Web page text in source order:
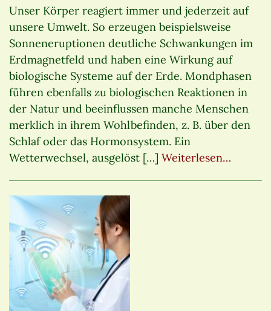
Unser Körper reagiert immer und jederzeit auf
unsere Umwelt. So erzeugen beispielsweise
Sonneneruptionen deutliche Schwankungen im
Erdmagnetfeld und haben eine Wirkung auf
biologische Systeme auf der Erde. Mondphasen
führen ebenfalls zu biologischen Reaktionen in
der Natur und beeinflussen manche Menschen
merklich in ihrem Wohlbefinden, z. B. über den
Schlaf oder das Hormonsystem. Ein
Wetterwechsel, ausgelöst […] Weiterlesen…